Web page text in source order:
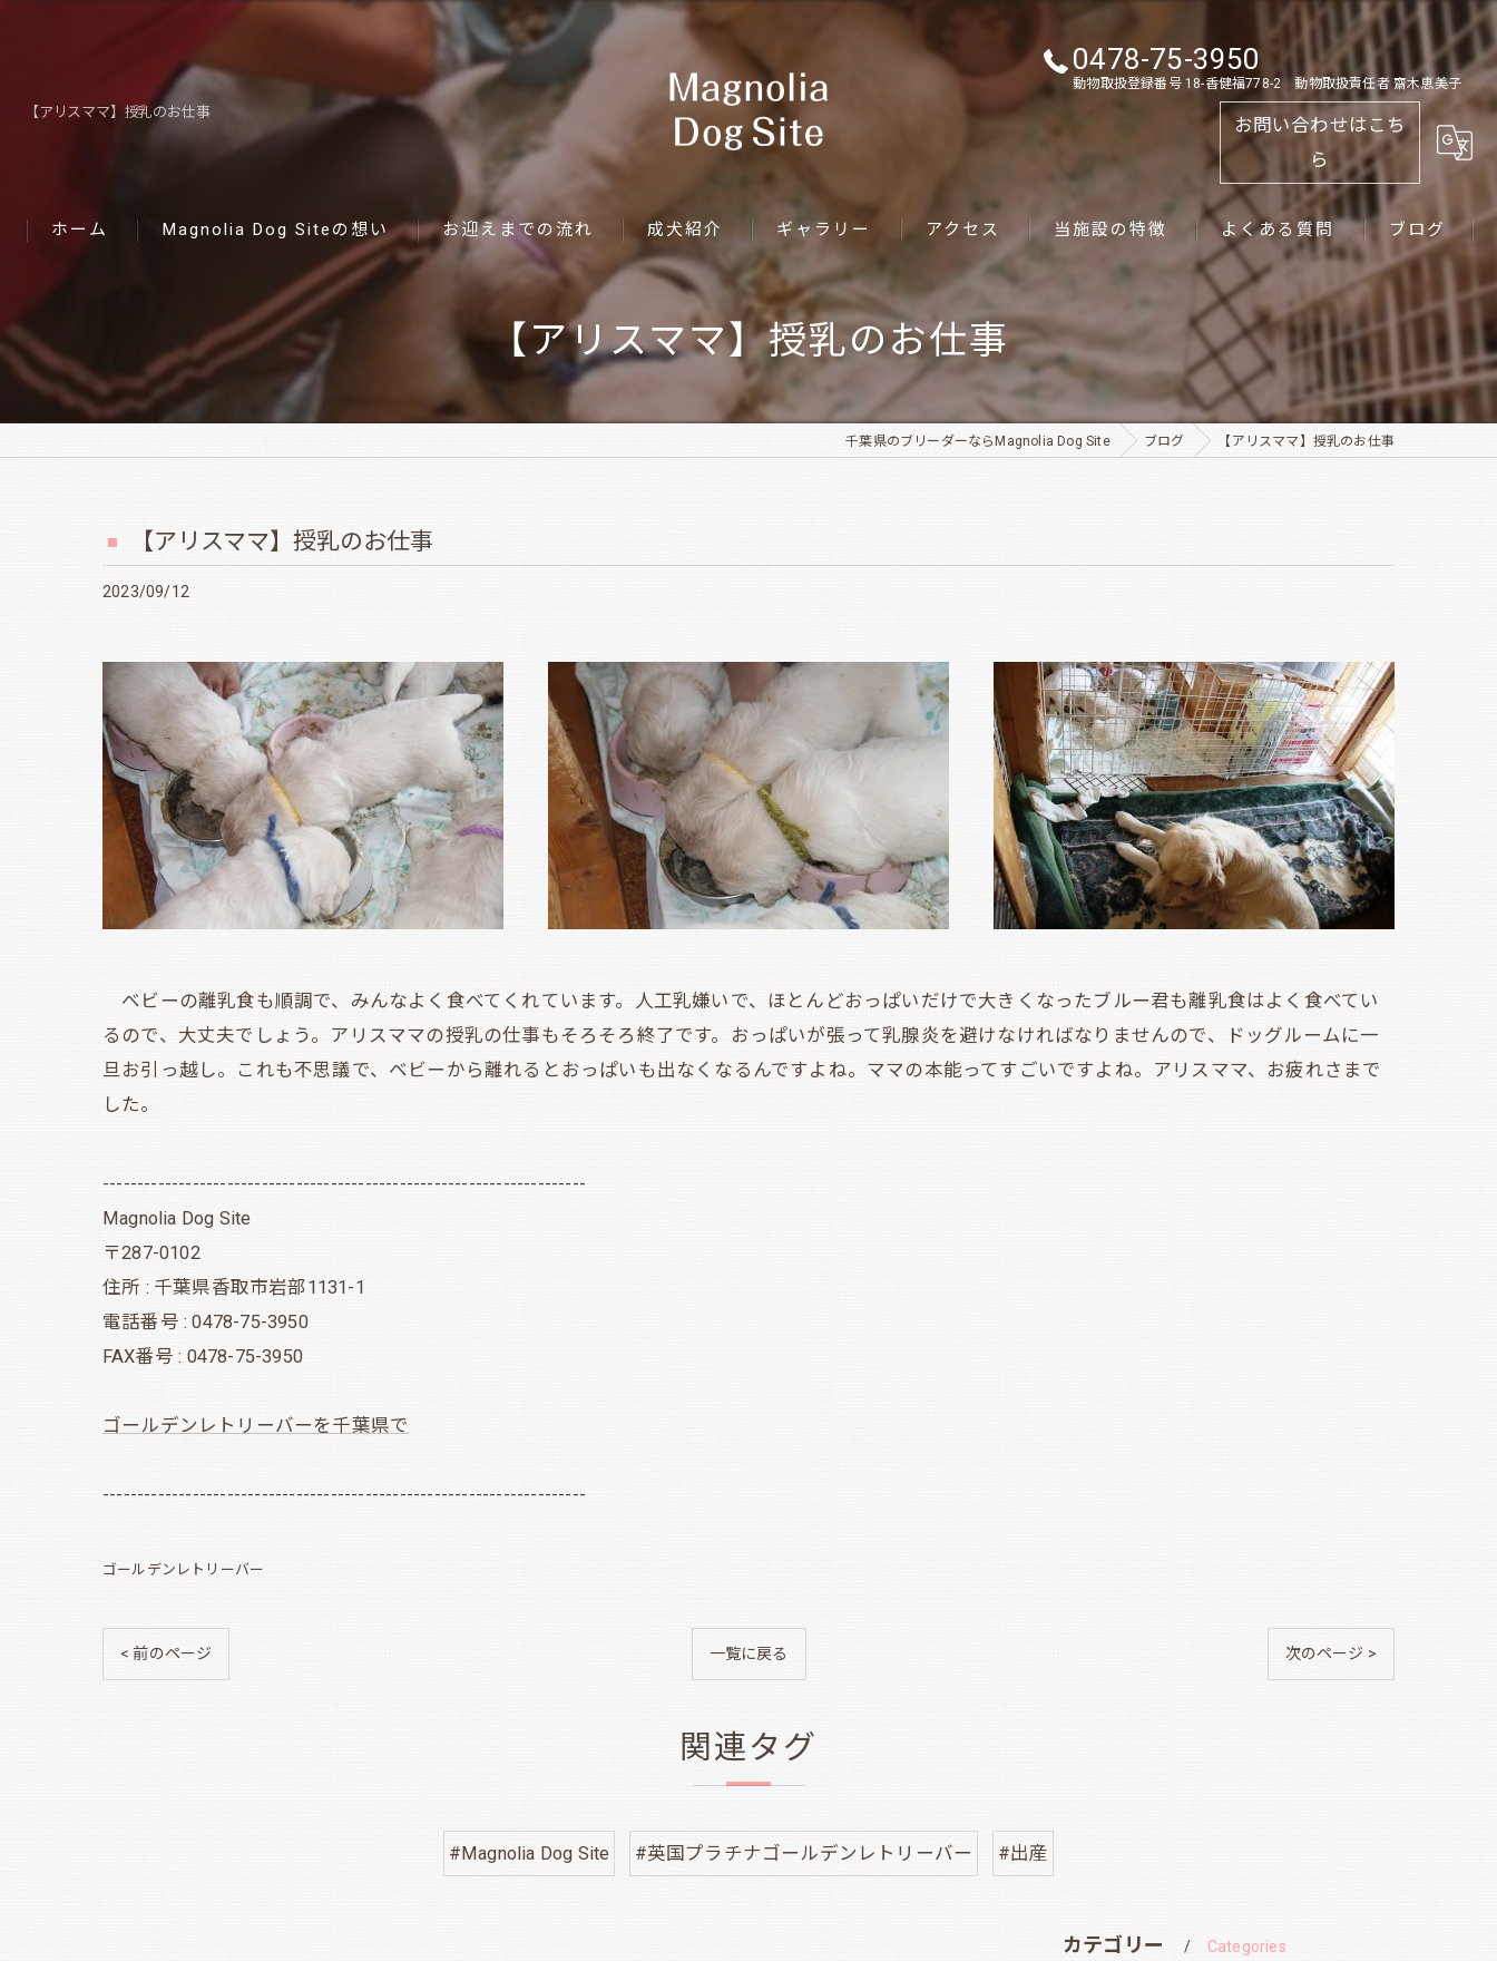
【アリスママ】授乳のお仕事
0478-75-3950
動物取扱登録番号 18-香健福778-2 動物取扱責任者 齋木恵美子
お問い合わせはこち
ら
ホーム Magnolia Dog Siteの想い お迎えまでの流れ 成犬紹介 ギャラリー アクセス 当施設の特徴
ゴールデンレトリーバー
パピー
犬舎
よくある質問 ブログ
【アリスママ】授乳のお仕事
千葉県のブリーダーならMagnolia Dog Site ブログ 【アリスママ】授乳のお仕事
【アリスママ】授乳のお仕事
2023/09/12
ベビーの離乳食も順調で、みんなよく食べてくれています。人工乳嫌いで、ほとんどおっぱいだけで大きくなったブルー君も離乳食はよく食べてい
るので、大丈夫でしょう。アリスママの授乳の仕事もそろそろ終了です。おっぱいが張って乳腺炎を避けなければなりませんので、ドッグルームに一
旦お引っ越し。これも不思議で、ベビーから離れるとおっぱいも出なくなるんですよね。ママの本能ってすごいですよね。アリスママ、お疲れさまで
した。
----------------------------------------------------------------------
Magnolia Dog Site
〒287-0102
住所 : 千葉県香取市岩部1131-1
電話番号 : 0478-75-3950
FAX番号 : 0478-75-3950
ゴールデンレトリーバーを千葉県で
----------------------------------------------------------------------
ゴールデンレトリーバー
< 前のページ 一覧に戻る 次のページ >
関連タグ
#Magnolia Dog Site #英国プラチナゴールデンレトリーバー #出産
カテゴリー Categories